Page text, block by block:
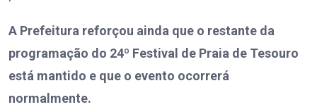
A Prefeitura reforçou ainda que o restante da
programação do 24º Festival de Praia de Tesouro
está mantido e que o evento ocorrerá
normalmente.